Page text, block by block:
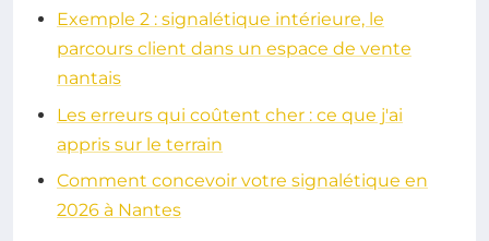
Exemple 2 : signalétique intérieure, le
parcours client dans un espace de vente
nantais
Les erreurs qui coûtent cher : ce que j'ai
appris sur le terrain
Comment concevoir votre signalétique en
2026 à Nantes